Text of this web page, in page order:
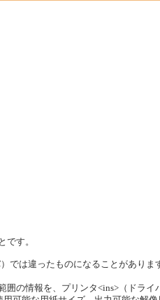
です。
は違ったものになることがありま
の情報を、プリンタ<ins>（ドライ